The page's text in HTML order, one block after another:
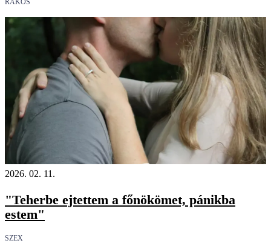
RÁKOS
2026. 02. 11.
"Teherbe ejtettem a főnökömet, pánikba
estem"
SZEX